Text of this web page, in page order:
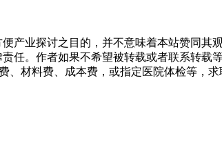
产业探讨之目的，并不意味着本站赞同其
任。作者如果不希望被转载或者联系转载
、材料费、成本费，或指定医院体检等，